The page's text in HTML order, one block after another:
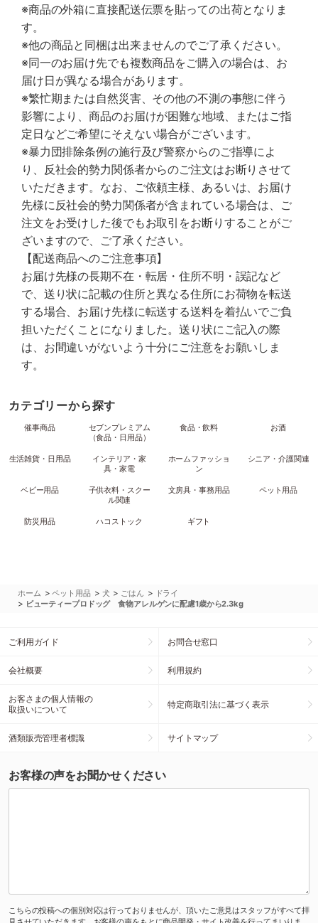
※商品の外箱に直接配送伝票を貼っての出荷となりま
す。
※他の商品と同梱は出来ませんのでご了承ください。
※同一のお届け先でも複数商品をご購入の場合は、お
届け日が異なる場合があります。
※繁忙期または自然災害、その他の不測の事態に伴う
影響により、商品のお届けが困難な地域、またはご指
定日などご希望にそえない場合がございます。
※暴力団排除条例の施行及び警察からのご指導によ
り、反社会的勢力関係者からのご注文はお断りさせて
いただきます。なお、ご依頼主様、あるいは、お届け
先様に反社会的勢力関係者が含まれている場合は、ご
注文をお受けした後でもお取引をお断りすることがご
ざいますので、ご了承ください。
【配送商品へのご注意事項】
お届け先様の長期不在・転居・住所不明・誤記など
で、送り状に記載の住所と異なる住所にお荷物を転送
する場合、お届け先様に転送する送料を着払いでご負
担いただくことになりました。送り状にご記入の際
は、お間違いがないよう十分にご注意をお願いしま
す。
カテゴリーから探す
催事商品
セブンプレミアム
（食品・日用品）
食品・飲料 お酒
生活雑貨・日用品
インテリア・家
具・家電
ホームファッショ
ン
シニア・介護関連
ベビー用品
子供衣料・スクー
ル関連
文房具・事務用品 ペット用品
防災用品 ハコストック ギフト
ホーム >ペット用品 > 犬 > ごはん > ドライ
> ビューティープロドッグ 食物アレルゲンに配慮1歳から2.3kg
ご利用ガイド お問合せ窓口
会社概要 利用規約
お客さまの個人情報の
取扱いについて
特定商取引法に基づく表示
酒類販売管理者標識 サイトマップ
お客様の声をお聞かせください
こちらの投稿への個別対応は行っておりませんが、頂いたご意見はスタッフがすべて拝